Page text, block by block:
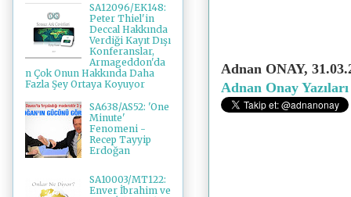
Adnan ONAY, 31
Adnan Onay Yazıları
SA12096/EK148:
Peter Thiel'in
Deccal Hakkında
Verdiği Kayıt Dışı
Konferanslar,
Armageddon'da
n Çok Onun Hakkında Daha
Fazla Şey Ortaya Koyuyor
SA638/AS52: 'One
Minute'
Fenomeni -
Recep Tayyip
Erdoğan
SA10003/MT122:
Enver İbrahim ve